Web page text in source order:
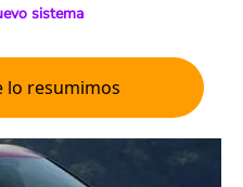
sistema
lo resumimos